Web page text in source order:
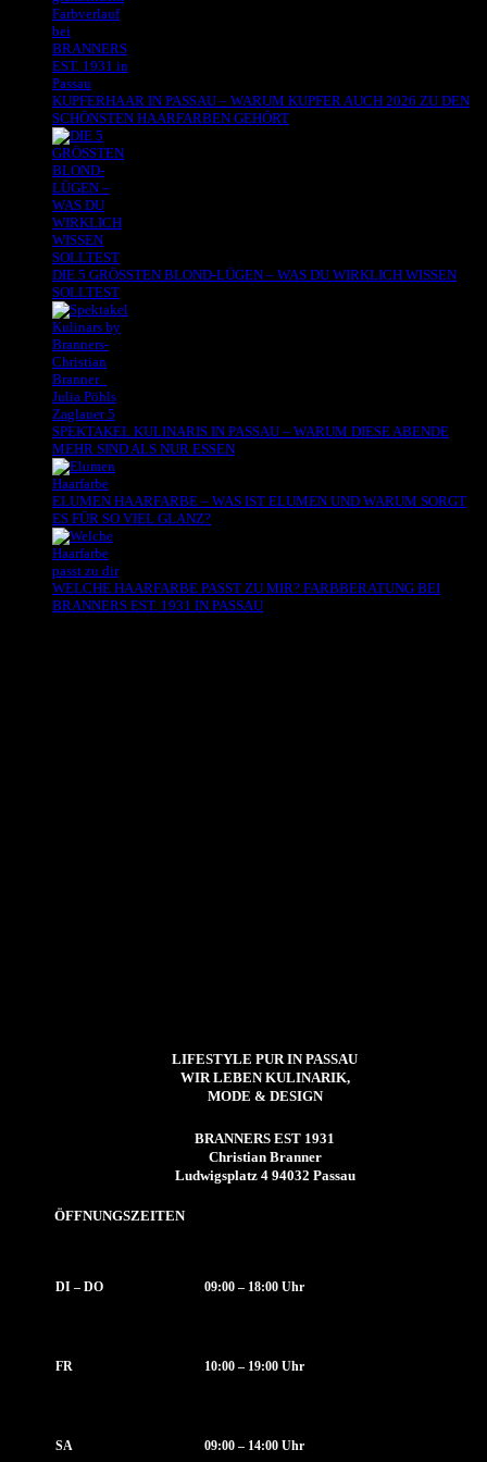
KUPFERHAAR IN PASSAU – WARUM KUPFER AUCH 2026 ZU DEN
SCHÖNSTEN HAARFARBEN GEHÖRT
DIE 5 GRÖSSTEN BLOND-LÜGEN – WAS DU WIRKLICH WISSEN
SOLLTEST
SPEKTAKEL KULINARIS IN PASSAU – WARUM DIESE ABENDE
MEHR SIND ALS NUR ESSEN
ELUMEN HAARFARBE – WAS IST ELUMEN UND WARUM SORGT
ES FÜR SO VIEL GLANZ?
WELCHE HAARFARBE PASST ZU MIR? FARBBERATUNG BEI
BRANNERS EST. 1931 IN PASSAU
LIFESTYLE PUR IN PASSAU
WIR LEBEN KULINARIK,
MODE & DESIGN
BRANNERS EST 1931
Christian Branner
Ludwigsplatz 4 94032 Passau
ÖFFNUNGSZEITEN
DI – DO 09:00 – 18:00 Uhr
FR 10:00 – 19:00 Uhr
SA 09:00 – 14:00 Uhr